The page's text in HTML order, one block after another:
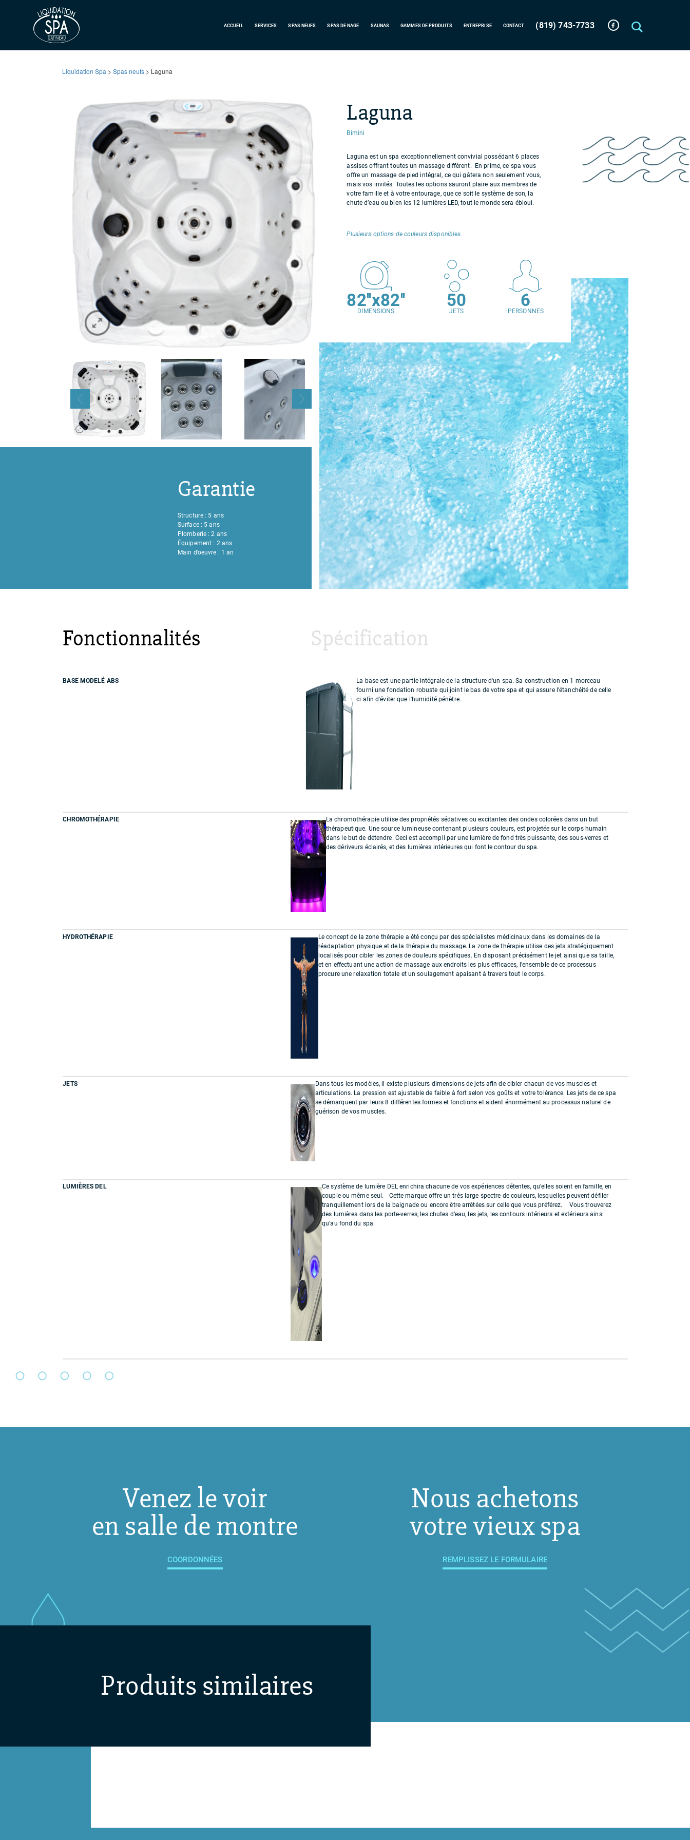
(819) 743-7733
CONTACT
ENTREPRISE
GAMMES DE PRODUITS
SAUNAS
SPAS DE NAGE
SPASNEUFS
SERVICES
ACCUEIL
Liquidation Spa > Spas neufs> Laguna
Garantie
Structure : 5 ans
Surface : 5 ans
Plomberie : 2 ans
Équipement : 2 ans
Main d’oeuvre : 1 an
Laguna
Bimini
Laguna est un spa exceptionnellement convivial possédant 6 places
assises offrant toutes un massage différent. En prime, ce spa vous
offre un massage de pied intégral, ce qui gâtera non seulement vous,
mais vos invités. Toutes les options sauront plaire aux membres de
votre famille et à votre entourage, que ce soit le système de son, la
chute d’eau ou bien les 12 lumières LED, tout le monde sera ébloui.
Plusieurs options de couleurs disponibles.
82''x82''
DIMENSIONS
50
JETS
6
PERSONNES
Fonctionnalités
BASE MODELÉ ABS
La base est une partie intégrale de la structure d'un spa. Sa construction en 1 morceau
fourni une fondation robuste qui joint le bas de votre spa et qui assure l'étanchéité de celle
ci afin d'éviter que l'humidité pénètre.
CHROMOTHÉRAPIE
La chromothérapie utilise des propriétés sédatives ou excitantes des ondes colorées dans un but
thérapeutique. Une source lumineuse contenant plusieurs couleurs, est projetée sur le corps humain
dans le but de détendre. Ceci est accompli par une lumière de fond très puissante, des sous-verres et
des dériveurs éclairés, et des lumières intérieures qui font le contour du spa.
HYDROTHÉRAPIE
Le concept de la zone thérapie a été conçu par des spécialistes médicinaux dans les domaines de la
réadaptation physique et de la thérapie du massage. La zone de thérapie utilise des jets stratégiquement
localisés pour cibler les zones de douleurs spécifiques. En disposant précisément le jet ainsi que sa taille,
et en effectuant une action de massage aux endroits les plus efficaces, l'ensemble de ce processus
procure une relaxation totale et un soulagement apaisant à travers tout le corps.
JETS
Dans tous les modèles, il existe plusieurs dimensions de jets afin de cibler chacun de vos muscles et
articulations. La pression est ajustable de faible à fort selon vos goûts et votre tolérance. Les jets de ce spa
se démarquent par leurs 8 différentes formes et fonctions et aident énormément au processus naturel de
guérison de vos muscles.
LUMIÈRES DEL
Ce système de lumière DEL enrichira chacune de vos expériences détentes, qu’elles soient en famille, en
couple ou même seul. Cette marque offre un très large spectre de couleurs, lesquelles peuvent défiler
tranquillement lors de la baignade ou encore être arrêtées sur celle que vous préférez. Vous trouverez
des lumières dans les porte-verres, les chutes d’eau, les jets, les contours intérieurs et extérieurs ainsi
qu’au fond du spa.
Spécification
Venez le voir
en salle de montre
COORDONNÉES
Nous achetons
votre vieux spa
REMPLISSEZ LE FORMULAIRE
Produits similaires